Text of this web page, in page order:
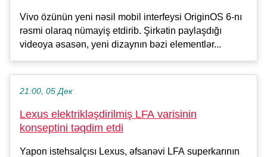
Vivo özünün yeni nəsil mobil interfeysi OriginOS 6-nı
rəsmi olaraq nümayiş etdirib. Şirkətin paylaşdığı
videoya əsasən, yeni dizaynın bəzi elementlər...
21:00, 05 Дек
Lexus elektrikləşdirilmiş LFA varisinin
konseptini təqdim etdi
Yapon istehsalçısı Lexus, əfsanəvi LFA superkarının